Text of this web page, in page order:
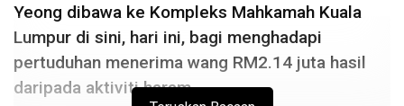
Yeong dibawa ke Kompleks Mahkamah Kuala
Lumpur di sini, hari ini, bagi menghadapi
pertuduhan menerima wang RM2.14 juta hasil
daripada aktiviti haram.